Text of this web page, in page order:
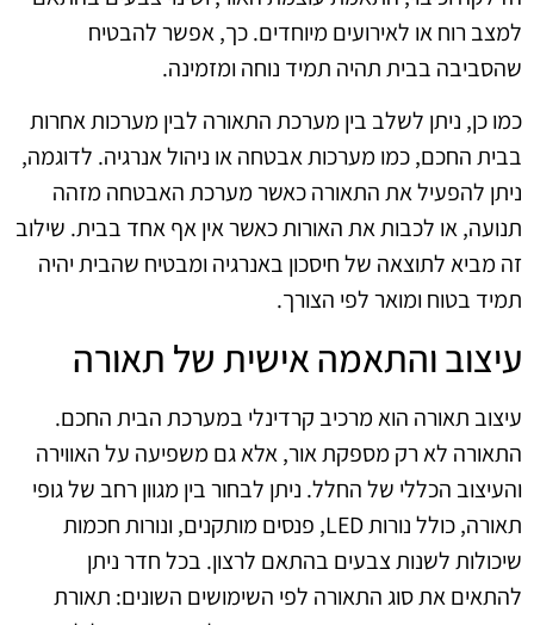
למצב רוח או לאירועים מיוחדים. כך, אפשר להבטיח
שהסביבה בבית תהיה תמיד נוחה ומזמינה.
כמו כן, ניתן לשלב בין מערכת התאורה לבין מערכות אחרות
בבית החכם, כמו מערכות אבטחה או ניהול אנרגיה. לדוגמה,
ניתן להפעיל את התאורה כאשר מערכת האבטחה מזהה
תנועה, או לכבות את האורות כאשר אין אף אחד בבית. שילוב
זה מביא לתוצאה של חיסכון באנרגיה ומבטיח שהבית יהיה
תמיד בטוח ומואר לפי הצורך.
עיצוב והתאמה אישית של תאורה
עיצוב תאורה הוא מרכיב קרדינלי במערכת הבית החכם.
התאורה לא רק מספקת אור, אלא גם משפיעה על האווירה
והעיצוב הכללי של החלל. ניתן לבחור בין מגוון רחב של גופי
תאורה, כולל נורות LED, פנסים מותקנים, ונורות חכמות
שיכולות לשנות צבעים בהתאם לרצון. בכל חדר ניתן
להתאים את סוג התאורה לפי השימושים השונים: תאורת